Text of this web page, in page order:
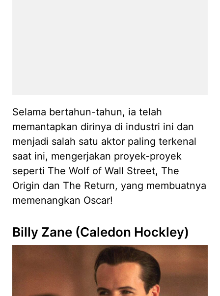
Selama bertahun-tahun, ia telah
memantapkan dirinya di industri ini dan
menjadi salah satu aktor paling terkenal
saat ini, mengerjakan proyek-proyek
seperti The Wolf of Wall Street, The
Origin dan The Return, yang membuatnya
memenangkan Oscar!
Billy Zane (Caledon Hockley)